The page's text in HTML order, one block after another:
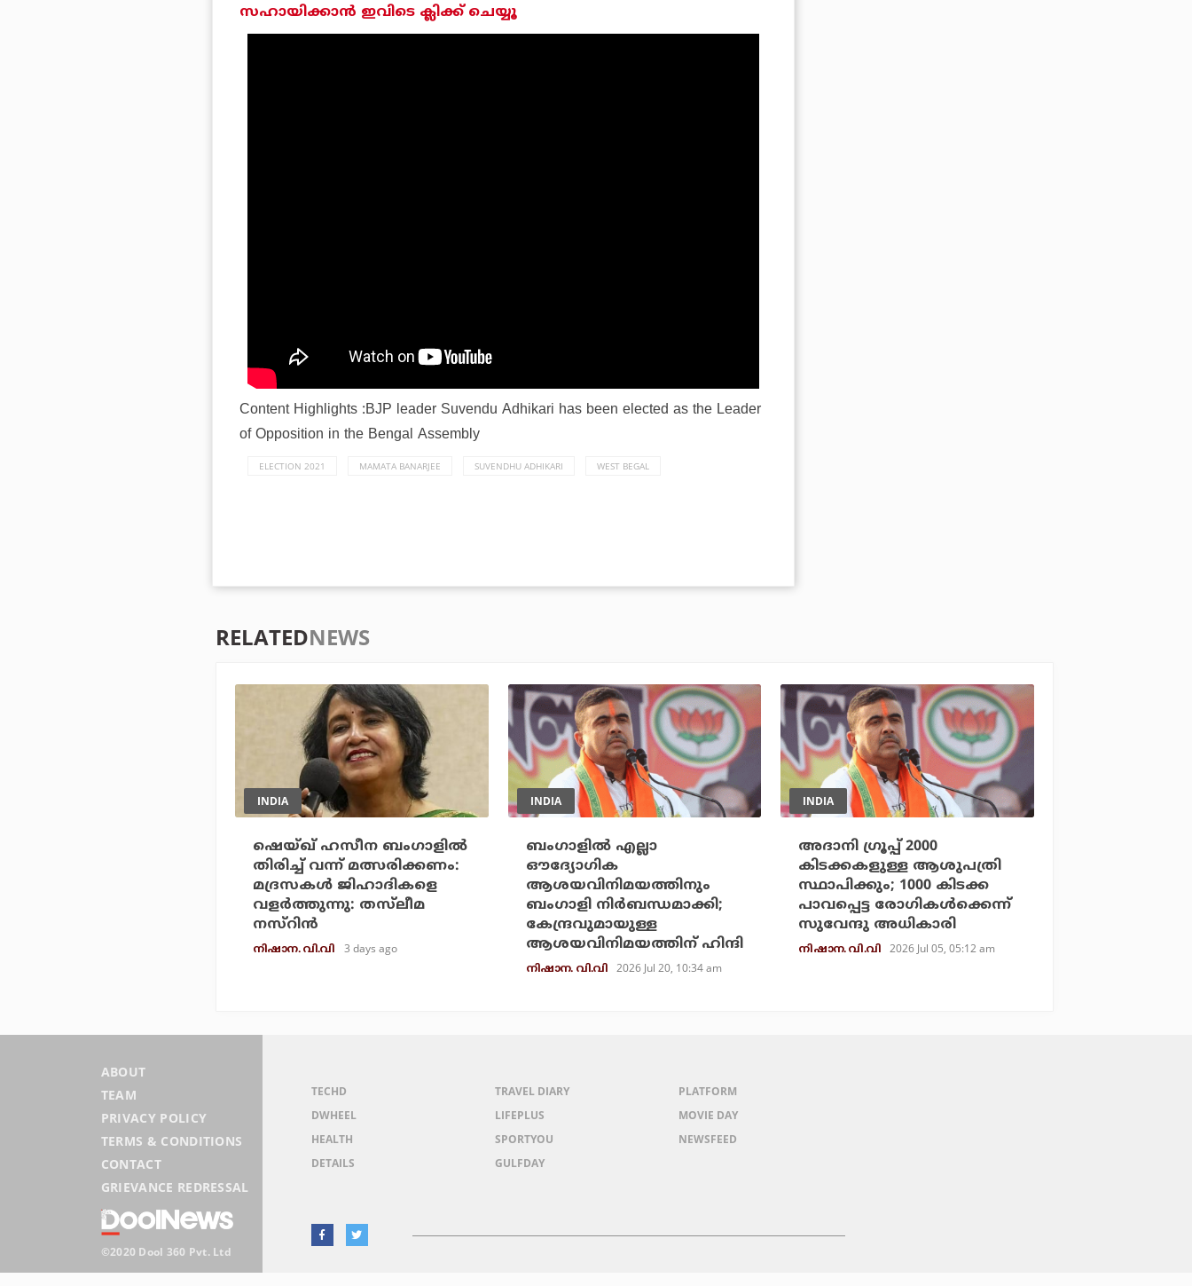
സഹായിക്കാന്‍ ഇവിടെ ക്ലിക്ക് ചെയ്യൂ
Content Highlights :BJP leader Suvendu Adhikari has been elected as the Leader
of Opposition in the Bengal Assembly
ELECTION 2021 MAMATA BANARJEE SUVENDHU ADHIKARI WEST BEGAL
RELATEDNEWS
INDIA
ഷെയ്ഖ് ഹസീന ബംഗാളില്‍
തിരിച്ച് വന്ന് മത്സരിക്കണം:
മദ്രസകള്‍ ജിഹാദികളെ
വളര്‍ത്തുന്നു: തസ്‌ലീമ
നസ്‌റിന്‍
നിഷാന. വി.വി 3 days ago
INDIA
ബംഗാളില്‍ എല്ലാ
ഔദ്യോഗിക
ആശയവിനിമയത്തിനും
ബംഗാളി നിര്‍ബന്ധമാക്കി;
കേന്ദ്രവുമായുള്ള
ആശയവിനിമയത്തിന് ഹിന്ദി
നിഷാന. വി.വി 2026 Jul 20, 10:34 am
INDIA
അദാനി ഗ്രൂപ്പ് 2000
കിടക്കകളുള്ള ആശുപത്രി
സ്ഥാപിക്കും; 1000 കിടക്ക
പാവപ്പെട്ട രോഗികള്‍ക്കെന്ന്
സുവേന്ദു അധികാരി
നിഷാന. വി.വി 2026 Jul 05, 05:12 am
ABOUT
TEAM
PRIVACY POLICY
TERMS & CONDITIONS
CONTACT
GRIEVANCE REDRESSAL
©2020 Dool 360 Pvt. Ltd
TECHD
DWHEEL
HEALTH
DETAILS
TRAVEL DIARY
LIFEPLUS
SPORTYOU
GULFDAY
PLATFORM
MOVIE DAY
NEWSFEED